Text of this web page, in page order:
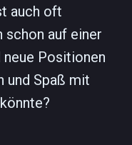
auch oft
schon auf einer
Positionen
und Spaß mit